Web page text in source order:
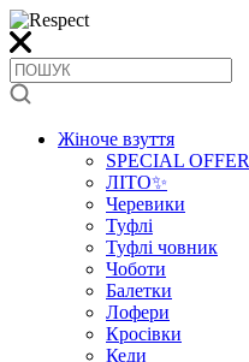
Жіноче взуття
SPECIAL OFFER
ЛІТО✨
Черевики
Туфлі
Туфлі човник
Чоботи
Балетки
Лофери
Кросівки
Кеди